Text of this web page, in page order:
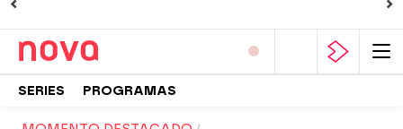
SERIES PROGRAMAS